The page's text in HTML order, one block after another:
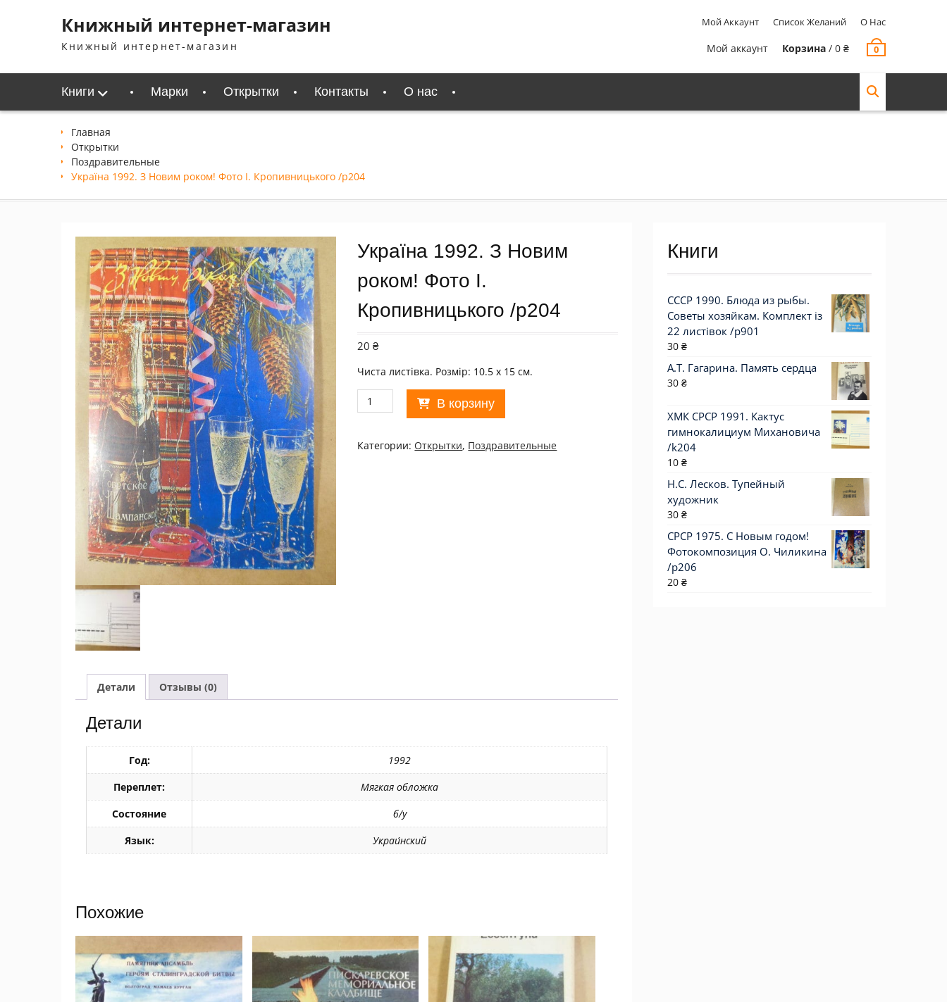
содержимомуКнижный интернет-магазин
Книжный интернет-магазин
Мой Аккаунт Список Желаний О Нас
Мой аккаунт Корзина / 0 ₴ 0
Книги Марки Открытки Контакты О нас
Главная
Открытки
Поздравительные
Україна 1992. З Новим роком! Фото І. Кропивницького /р204
Україна 1992. З Новим
роком! Фото І.
Кропивницького /р204
20₴
Чиста листівка. Розмір: 10.5 х 15 см.
Количество
товара
1992.
В корзину
Категории: Открытки, Поздравительные
Детали Отзывы (0)
Детали
Год:
1992
Переплет:
Мягкая обложка
Состояние
б/у
Язык:
Украи́нский
Похожие
Книги
СССР 1990. Блюда из рыбы.
Советы хозяйкам. Комплект із
22 листівок /р901
30 ₴
А.Т. Гагарина. Память сердца
30 ₴
ХМК СРСР 1991. Кактус
гимнокалициум Михановича
/k204
10 ₴
Н.С. Лесков. Тупейный
художник
30 ₴
СРСР 1975. С Новым годом!
Фотокомпозиция О. Чиликина
/р206
20 ₴